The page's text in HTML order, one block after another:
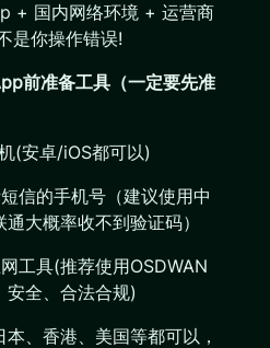
+ 国内网络环境 + 运营商
是你操作错误!
前准备工具（一定要先准
(安卓/iOS都可以)
信的手机号（建议使用中
大概率收不到验证码）
工具(推荐使用OSDWAN
安全、合法合规)
、香港、美国等都可以，